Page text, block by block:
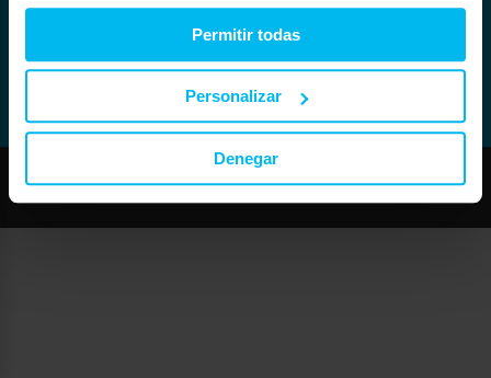
Permitir todas
Personalizar
Denegar
Copyright © Maxcolchon S.L. - Todos los derechos reservados.